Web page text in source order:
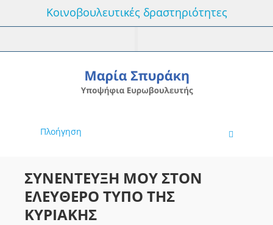
Κοινοβουλευτικές δραστηριότητες
Πλοήγηση
ΣΥΝΕΝΤΕΥΞΗ ΜΟΥ ΣΤΟΝ
ΕΛΕΥΘΕΡΟ ΤΥΠΟ ΤΗΣ
ΚΥΡΙΑΚΗΣ